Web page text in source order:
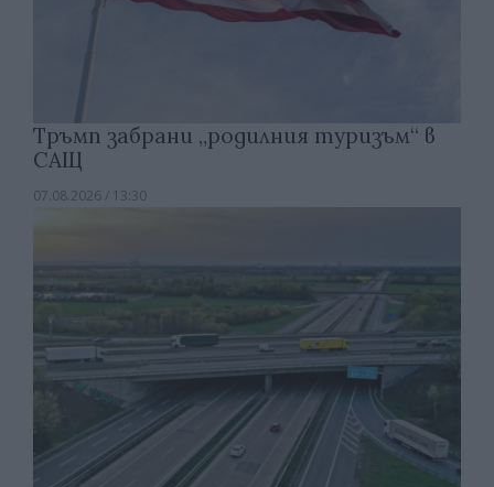
Тръмп забрани „родилния туризъм“ в
САЩ
07.08.2026 / 13:30